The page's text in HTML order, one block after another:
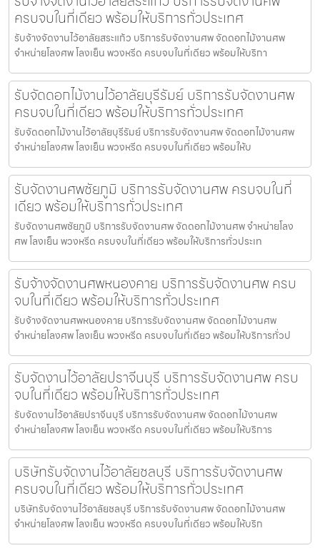
ครบจบในที่เดียว พร้อมให้บริการทั่วประเทศ
รับจ้างจัดงานไว้อาลัยสระแก้ว บริการรับจัดงานศพ จัดดอกไม้งานศพ
จำหน่ายโลงศพ โลงเย็น พวงหรีด ครบจบในที่เดียว พร้อมให้บริกา
รับจัดดอกไม้งานไว้อาลัยบุรีรัมย์ บริการรับจัดงานศพ
ครบจบในที่เดียว พร้อมให้บริการทั่วประเทศ
รับจัดดอกไม้งานไว้อาลัยบุรีรัมย์ บริการรับจัดงานศพ จัดดอกไม้งานศพ
จำหน่ายโลงศพ โลงเย็น พวงหรีด ครบจบในที่เดียว พร้อมให้บ
รับจัดงานศพชัยภูมิ บริการรับจัดงานศพ ครบจบในที่
เดียว พร้อมให้บริการทั่วประเทศ
รับจัดงานศพชัยภูมิ บริการรับจัดงานศพ จัดดอกไม้งานศพ จำหน่ายโลง
ศพ โลงเย็น พวงหรีด ครบจบในที่เดียว พร้อมให้บริการทั่วประเท
รับจ้างจัดงานศพหนองคาย บริการรับจัดงานศพ ครบ
จบในที่เดียว พร้อมให้บริการทั่วประเทศ
รับจ้างจัดงานศพหนองคาย บริการรับจัดงานศพ จัดดอกไม้งานศพ
จำหน่ายโลงศพ โลงเย็น พวงหรีด ครบจบในที่เดียว พร้อมให้บริการทั่วป
รับจัดงานไว้อาลัยปราจีนบุรี บริการรับจัดงานศพ ครบ
จบในที่เดียว พร้อมให้บริการทั่วประเทศ
รับจัดงานไว้อาลัยปราจีนบุรี บริการรับจัดงานศพ จัดดอกไม้งานศพ
จำหน่ายโลงศพ โลงเย็น พวงหรีด ครบจบในที่เดียว พร้อมให้บริการ
บริษัทรับจัดงานไว้อาลัยชลบุรี บริการรับจัดงานศพ
ครบจบในที่เดียว พร้อมให้บริการทั่วประเทศ
บริษัทรับจัดงานไว้อาลัยชลบุรี บริการรับจัดงานศพ จัดดอกไม้งานศพ
จำหน่ายโลงศพ โลงเย็น พวงหรีด ครบจบในที่เดียว พร้อมให้บริก